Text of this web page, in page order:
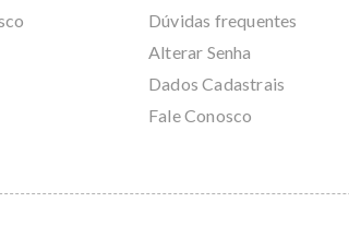
Dúvidas frequentes
Alterar Senha
Dados Cadastrais
Fale Conosco